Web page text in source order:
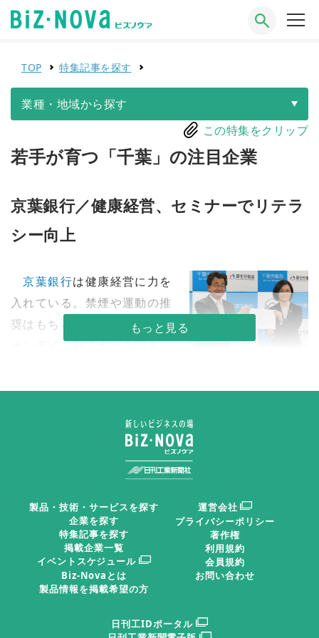
TOP 特集記事を探す
業種・地域から探す
この特集をクリップ
若手が育つ「千葉」の注目企業
京葉銀行／健康経営、セミナーでリテラ
シー向上
京葉銀行は健康経営に力を
入れている。禁煙や運動の推
奨はもちろん、健康に関する
オンラインセミナーを開き、
目指している。
２０２２年１２月には、第１回として「食生活改善セ
ミナー」を実施。カゴメから講師を招き、野菜をバラン
ス良く摂取する秘訣についてレクチャーした。休日に開
催後は、「行内の自動販売機の野菜ジュースが売り切れ
た」（矢野麻衣子課長代理）という。
２３年6月には、「女性の健康」をテーマにしたセミ
職場で見過ごされがちな、女性の体の変化について講義
製品・技術・サービスを探す
企業を探す
特集記事を探す
掲載企業一覧
イベントスケジュール
Biz-Novaとは
製品情報を掲載希望の方
運営会社
プライバシーポリシー
著作権
利用規約
会員規約
お問い合わせ
日刊工IDポータル